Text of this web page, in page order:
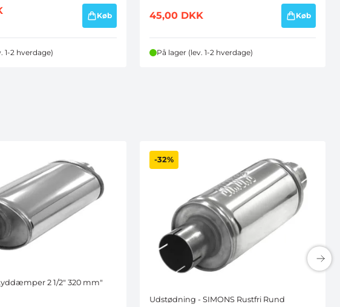
Køb
1-2 hverdage)
45,00 DKK Køb
På lager (lev. 1-2 hverdage)
2 1/2" 320 mm"
-32%
Udstødning - SIMONS Rustfri Rund